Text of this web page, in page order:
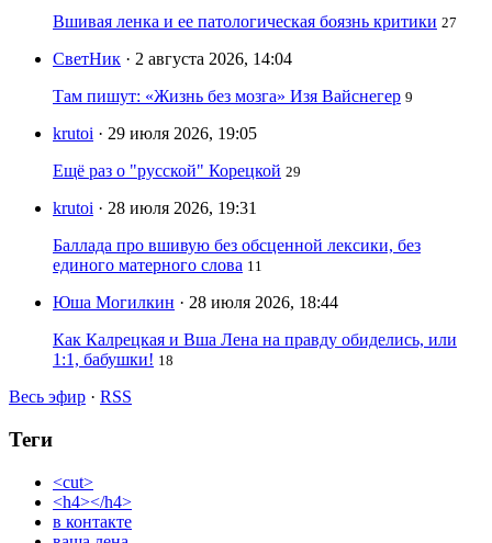
Вшивая ленка и ее патологическая боязнь критики 27
СветНик · 2 августа 2026, 14:04
Там пишут: «Жизнь без мозга» Изя Вайснегер 9
krutoi · 29 июля 2026, 19:05
Ещё раз о "русской" Корецкой 29
krutoi · 28 июля 2026, 19:31
Баллада про вшивую без обсценной лексики, без
единого матерного слова 11
Юша Могилкин · 28 июля 2026, 18:44
Как Калрецкая и Вша Лена на правду обиделись, или
1:1, бабушки! 18
Весь эфир · RSS
Теги
<cut>
<h4></h4>
в контакте